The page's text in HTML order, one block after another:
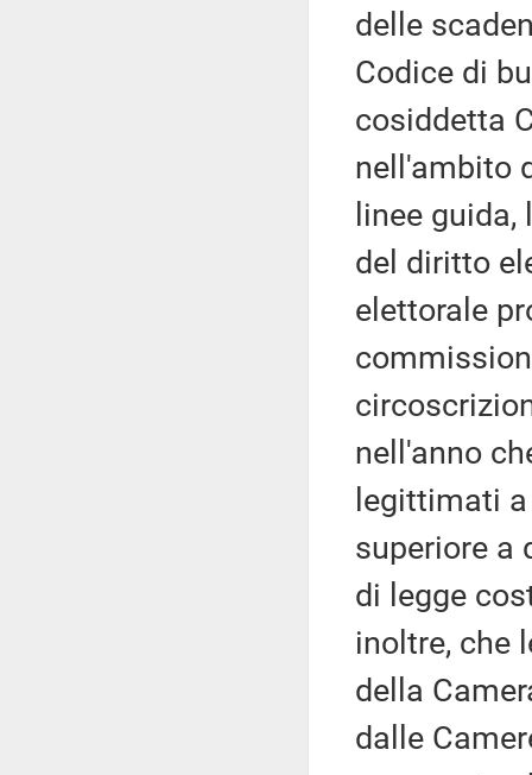
delle
Codice di
cosiddetta
nell'ambito
linee
del diritto
elettorale
nell'anno
legittimati
superiore a
di legge
inoltre, che
della
dalle